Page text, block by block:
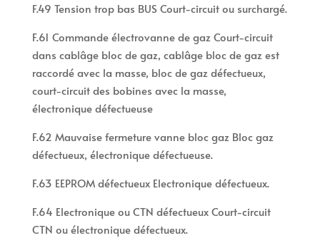
F.49 Tension trop bas BUS Court-circuit ou surchargé.
F.61 Commande électrovanne de gaz Court-circuit
dans cablâge bloc de gaz, cablâge bloc de gaz est
raccordé avec la masse, bloc de gaz défectueux,
court-circuit des bobines avec la masse,
électronique défectueuse
F.62 Mauvaise fermeture vanne bloc gaz Bloc gaz
défectueux, électronique défectueuse.
F.63 EEPROM défectueux Electronique défectueux.
F.64 Electronique ou CTN défectueux Court-circuit
CTN ou électronique défectueux.